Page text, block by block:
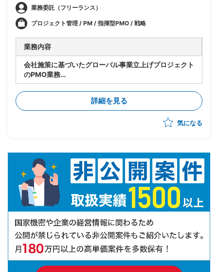
業務委託（フリーランス）
プロジェクト管理 / PM / 指揮型PMO / 戦略
業務内容
会社施策に基づいたグローバル事業立上げプロジェクト
のPMO業務
・実行フェーズの推進
・英語圏出身のPMのもと進捗管理、アイデアのとりま
・各ステークホルダとの英語によるコミュニケーション
詳細を見る
気になる